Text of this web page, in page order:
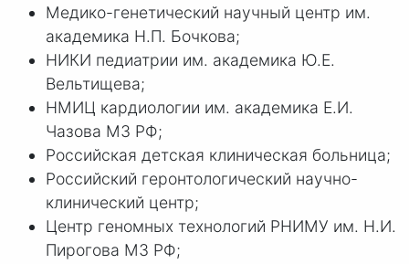
Медико-генетический научный центр им.
академика Н.П. Бочкова;
НИКИ педиатрии им. академика Ю.Е.
Вельтищева;
НМИЦ кардиологии им. академика Е.И.
Чазова МЗ РФ;
Российская детская клиническая больница;
Российский геронтологический научно-
клинический центр;
Центр геномных технологий РНИМУ им. Н.И.
Пирогова МЗ РФ;